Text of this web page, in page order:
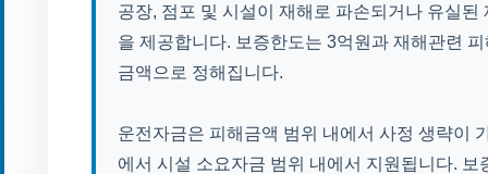
공장, 점포 및 시설이 재해로 파손되거나 유실
을 제공합니다. 보증한도는 3억원과 재해관련
금액으로 정해집니다.
운전자금은 피해금액 범위 내에서 사정 생략이
에서 시설 소요자금 범위 내에서 지원됩니다.